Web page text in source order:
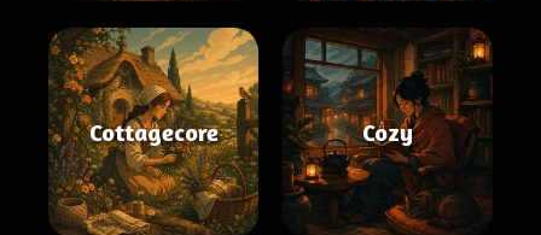
Cottagecore Cozy